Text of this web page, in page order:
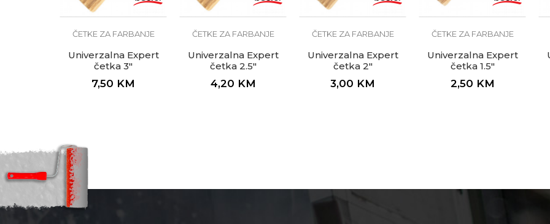
ČETKE ZA FARBANJE
Univerzalna Expert
četka 3"
7,50 KM
ČETKE ZA FARBANJE
Univerzalna Expert
četka 2.5"
4,20 KM
ČETKE ZA FARBANJE
Univerzalna Expert
četka 2"
3,00 KM
ČETKE ZA FARBANJE
Univerzalna Expert
četka 1.5"
2,50 KM